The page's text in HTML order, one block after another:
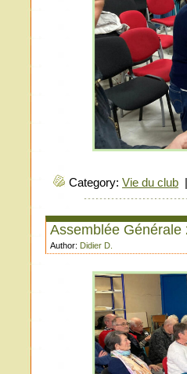
Category: Vie du club
Assemblée Générale
Author: Didier D.